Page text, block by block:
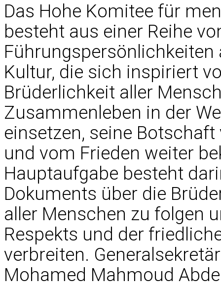
Das Hohe Komitee für
besteht aus einer Reihe
Kultur, die sich inspiriert
Brüderlichkeit aller
Zusammenleben in der
einsetzen, seine
und vom Frieden weiter
Hauptaufgabe besteht
Dokuments über die
aller Menschen zu folgen
Respekts und der
verbreiten.
Mohamed Mahmoud